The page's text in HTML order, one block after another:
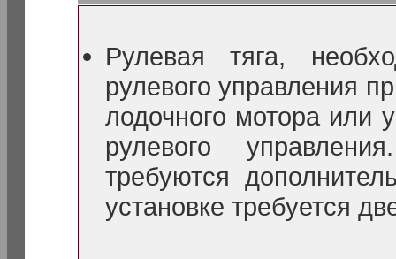
Рулевая тяга,
рулевого управления
лодочного мотора или
рулевого
требуются
установке требуется